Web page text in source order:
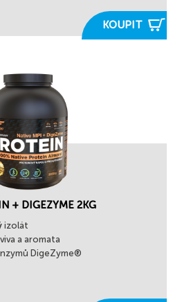
KOUPIT 
+ DIGEZYME 2KG
izolát
a aromata
DigeZyme®